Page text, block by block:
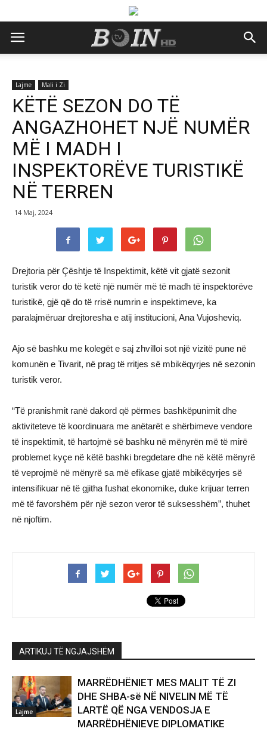
Lajme Mali i Zi
KËTË SEZON DO TË
ANGAZHOHET NJË NUMËR
MË I MADH I
INSPEKTORËVE TURISTIKË
NË TERREN
14 Maj, 2024
Drejtoria për Çështje të Inspektimit, këtë vit gjatë sezonit
turistik veror do të ketë një numër më të madh të inspektorëve
turistikë, gjë që do të rrisë numrin e inspektimeve, ka
paralajmëruar drejtoresha e atij institucioni, Ana Vujosheviq.
Ajo së bashku me kolegët e saj zhvilloi sot një vizitë pune në
komunën e Tivarit, në prag të rritjes së mbikëqyrjes në sezonin
turistik veror.
“Të pranishmit ranë dakord që përmes bashkëpunimit dhe
aktiviteteve të koordinuara me anëtarët e shërbimeve vendore
të inspektimit, të hartojmë së bashku në mënyrën më të mirë
problemet kyçe në këtë bashki bregdetare dhe në këtë mënyrë
të veprojmë në mënyrë sa më efikase gjatë mbikëqyrjes së
intensifikuar në të gjitha fushat ekonomike, duke krijuar terren
më të favorshëm për një sezon veror të suksesshëm”, thuhet
në njoftim.
ARTIKUJ TË NGJAJSHËM
Lajme
MARRËDHËNIET MES MALIT TË ZI
DHE SHBA-së NË NIVELIN MË TË
LARTË QË NGA VENDOSJA E
MARRËDHËNIEVE DIPLOMATIKE